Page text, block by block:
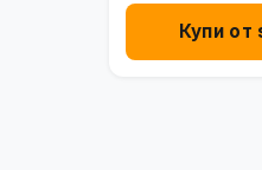
Купи от